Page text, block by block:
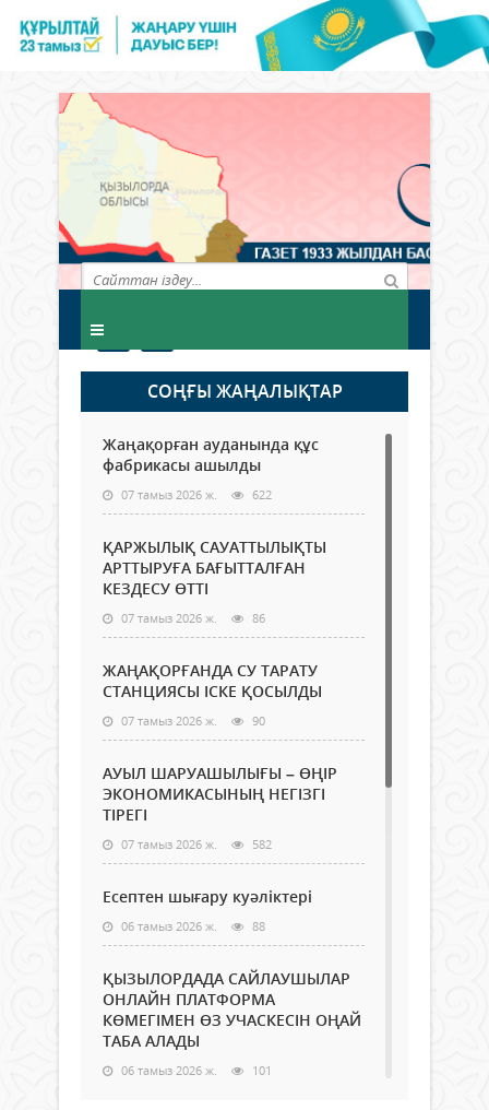
СОҢҒЫ ЖАҢАЛЫҚТАР
Жаңақорған ауданында құс
фабрикасы ашылды
07 тамыз 2026 ж. 622
ҚАРЖЫЛЫҚ САУАТТЫЛЫҚТЫ
АРТТЫРУҒА БАҒЫТТАЛҒАН
КЕЗДЕСУ ӨТТІ
07 тамыз 2026 ж. 86
ЖАҢАҚОРҒАНДА СУ ТАРАТУ
СТАНЦИЯСЫ ІСКЕ ҚОСЫЛДЫ
07 тамыз 2026 ж. 90
АУЫЛ ШАРУАШЫЛЫҒЫ – ӨҢІР
ЭКОНОМИКАСЫНЫҢ НЕГІЗГІ
ТІРЕГІ
07 тамыз 2026 ж. 582
Есептен шығару куәліктері
06 тамыз 2026 ж. 88
ҚЫЗЫЛОРДАДА САЙЛАУШЫЛАР
ОНЛАЙН ПЛАТФОРМА
КӨМЕГІМЕН ӨЗ УЧАСКЕСІН ОҢАЙ
ТАБА АЛАДЫ
06 тамыз 2026 ж. 101